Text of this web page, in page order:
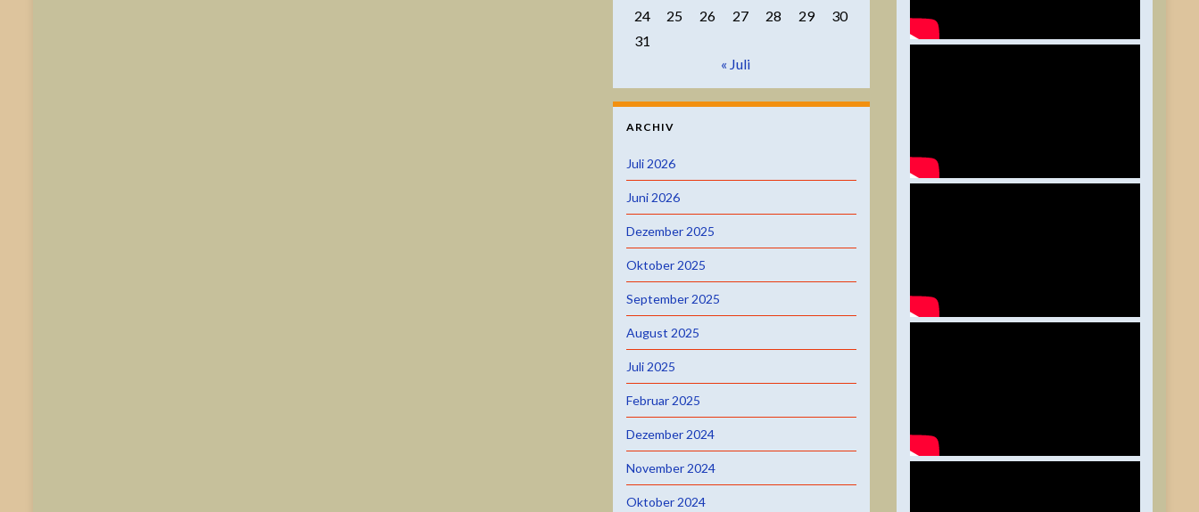
24
25 26 27 28 29
30
31
« Juli
ARCHIV
Juli 2026
Juni 2026
Dezember 2025
Oktober 2025
September 2025
August 2025
Juli 2025
Februar 2025
Dezember 2024
November 2024
Oktober 2024